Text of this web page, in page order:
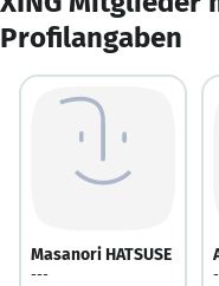
Profilangaben
Masanori HATSUSE
---